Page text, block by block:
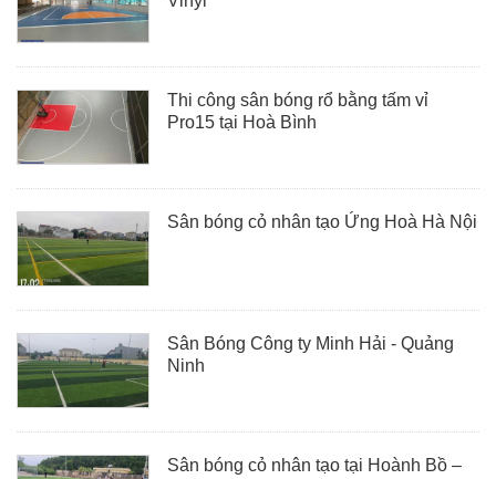
Thi công sân bóng rổ bằng tấm vỉ
Pro15 tại Hoà Bình
Sân bóng cỏ nhân tạo Ứng Hoà Hà Nội
Sân Bóng Công ty Minh Hải - Quảng
Ninh
Sân bóng cỏ nhân tạo tại Hoành Bồ –